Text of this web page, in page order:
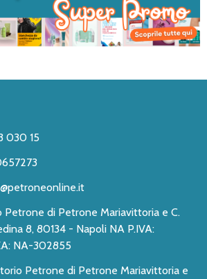
030 15
Petrone di Petrone Mariavittoria e C.
NA P.IVA:
NA-302855
Petrone di Petrone Mariavittoria e